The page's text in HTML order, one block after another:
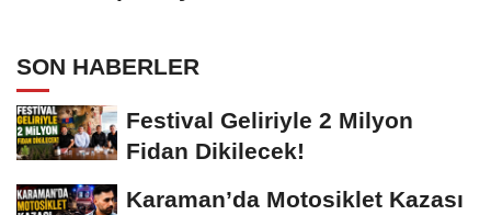
SON HABERLER
Festival Geliriyle 2 Milyon
Fidan Dikilecek!
Karaman’da Motosiklet Kazası